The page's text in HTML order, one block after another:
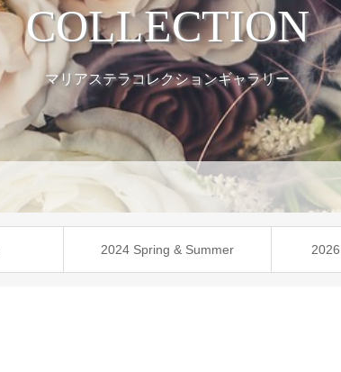
COLLECTION
マリアステラコレクションギャラリー
2024 Spring & Summer